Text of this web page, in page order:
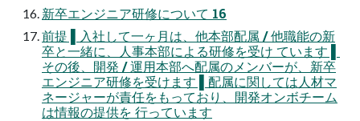
新卒エンジニア研修について 16
前提 ▌⼊社して⼀ヶ⽉は、他本部配属 / 他職能の新
卒と⼀緒に、⼈事本部による研修を受け ています ▌
その後、開発 / 運⽤本部へ配属のメンバーが、新卒
エンジニア研修を受けます ▌配属に関しては⼈材マ
ネージャーが責任をもっており、開発オンボチーム
は情報の提供を ⾏っています